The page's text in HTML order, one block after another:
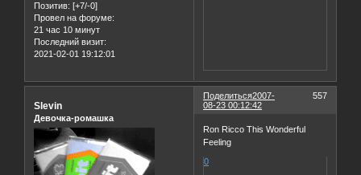
Позитив: [+7/-0]
Провел на форуме:
21 час 10 минут
Последний визит:
2021-02-01 19:12:01
Поделиться 557
2007-
08-23 00:12:42
Slevin
Девочка-ромашка
Ron Ricco This Wonderful
Feeling
0